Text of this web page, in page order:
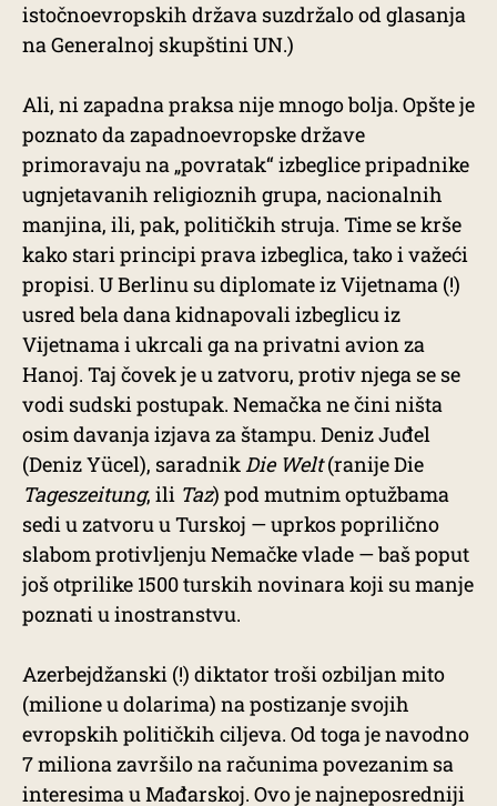
istočnoevropskih država suzdržalo od glasanja
na Generalnoj skupštini UN.)
Ali, ni zapadna praksa nije mnogo bolja. Opšte je
poznato da zapadnoevropske države
primoravaju na „povratak“ izbeglice pripadnike
ugnjetavanih religioznih grupa, nacionalnih
manjina, ili, pak, političkih struja. Time se krše
kako stari principi prava izbeglica, tako i važeći
propisi. U Berlinu su diplomate iz Vijetnama (!)
usred bela dana kidnapovali izbeglicu iz
Vijetnama i ukrcali ga na privatni avion za
Hanoj. Taj čovek je u zatvoru, protiv njega se se
vodi sudski postupak. Nemačka ne čini ništa
osim davanja izjava za štampu. Deniz Juđel
(Deniz Yücel), saradnikDie Welt(ranije Die
Tageszeitung, ili Taz) pod mutnim optužbama
sedi u zatvoru u Turskoj — uprkos poprilično
slabom protivljenju Nemačke vlade — baš poput
još otprilike 1500 turskih novinara koji su manje
poznati u inostranstvu.
Azerbejdžanski (!) diktator troši ozbiljan mito
(milione u dolarima) na postizanje svojih
evropskih političkih ciljeva. Od toga je navodno
7 miliona završilo na računima povezanim sa
interesima u Mađarskoj. Ovo je najneposredniji